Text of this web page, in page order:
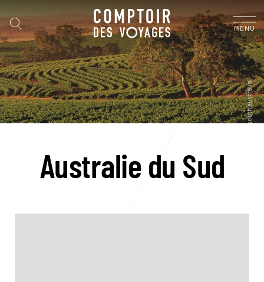
MENU
Australie du Sud